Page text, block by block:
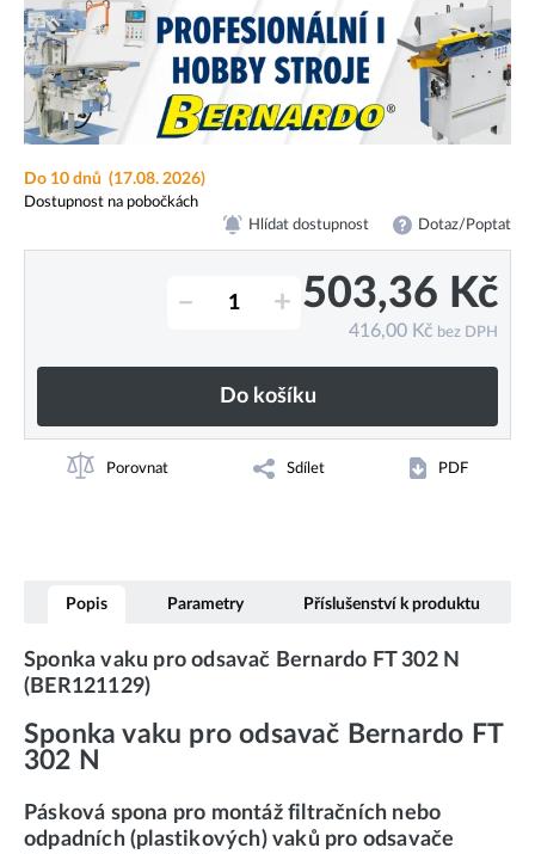
Do 10 dnů (17.08. 2026)
Dostupnost na pobočkách
Hlídat dostupnost Dotaz/Poptat
– + 503,36 Kč
416,00 Kč bez DPH
Do košíku
Porovnat Sdílet PDF
Popis Parametry Příslušenství k produktu
Sponka vaku pro odsavač Bernardo FT 302 N
(BER121129)
Sponka vaku pro odsavač Bernardo FT
302 N
Pásková spona pro montáž filtračních nebo
odpadních (plastikových) vaků pro odsavače